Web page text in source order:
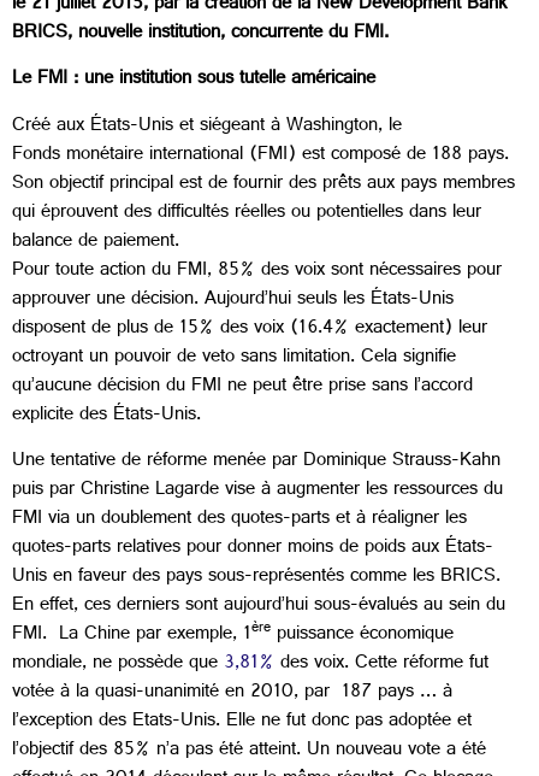
BRICS, nouvelle institution, concurrente du FMI.
Le FMI : une institution sous tutelle américaine
Créé aux États-Unis et siégeant à Washington, le
Fonds monétaire international (FMI) est composé de 188 pays.
Son objectif principal est de fournir des prêts aux pays membres
qui éprouvent des difficultés réelles ou potentielles dans leur
balance de paiement.
Pour toute action du FMI, 85% des voix sont nécessaires pour
approuver une décision. Aujourd’hui seuls les États-Unis
disposent de plus de 15% des voix (16.4% exactement) leur
octroyant un pouvoir de veto sans limitation. Cela signifie
qu’aucune décision du FMI ne peut être prise sans l’accord
explicite des États-Unis.
Une tentative de réforme menée par Dominique Strauss-Kahn
puis par Christine Lagarde vise à augmenter les ressources du
FMI via un doublement des quotes-parts et à réaligner les
quotes-parts relatives pour donner moins de poids aux États-
Unis en faveur des pays sous-représentés comme les BRICS.
En effet, ces derniers sont aujourd’hui sous-évalués au sein du
FMI. La Chine par exemple, 1ère puissance économique
mondiale, ne possède que3,81% des voix. Cette réforme fut
votée à la quasi-unanimité en 2010, par 187 pays … à
l’exception des Etats-Unis. Elle ne fut donc pas adoptée et
l’objectif des 85% n’a pas été atteint. Un nouveau vote a été